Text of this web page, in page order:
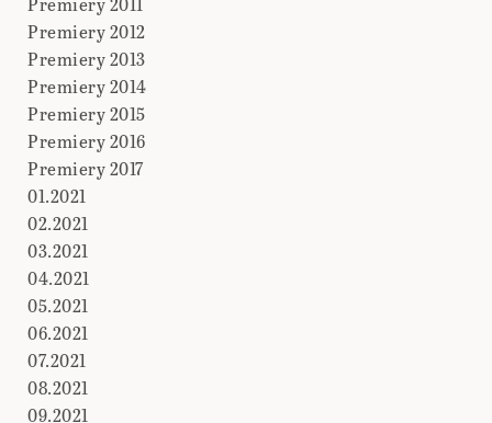
Premiery 2012
Premiery 2013
Premiery 2014
Premiery 2015
Premiery 2016
Premiery 2017
01.2021
02.2021
03.2021
04.2021
05.2021
06.2021
07.2021
08.2021
09.2021